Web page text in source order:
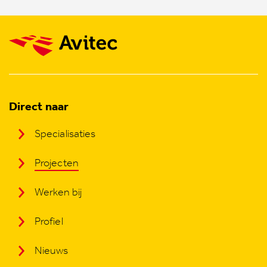
Direct naar
Specialisaties
Projecten
Werken bij
Profiel
Nieuws